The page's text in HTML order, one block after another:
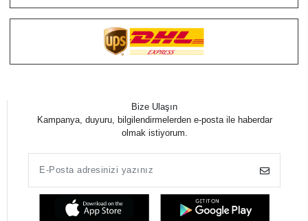
Bize Ulaşın
Kampanya, duyuru, bilgilendirmelerden e-posta ile haberdar
olmak istiyorum.